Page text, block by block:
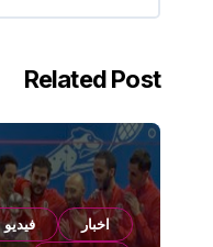
Related Post
اخبار
فيديو